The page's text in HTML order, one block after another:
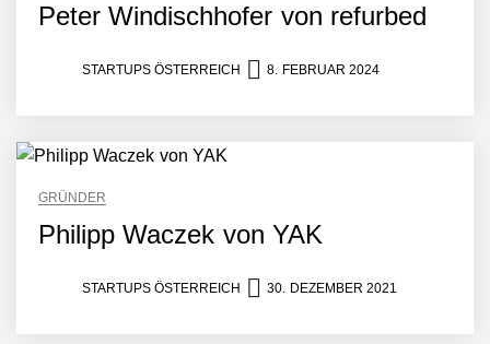
Peter Windischhofer von refurbed
STARTUPS ÖSTERREICH 8. FEBRUAR 2024
GRÜNDER
Philipp Waczek von YAK
STARTUPS ÖSTERREICH 30. DEZEMBER 2021
hat die Lösung!
Fabian Rauch von Crqlar